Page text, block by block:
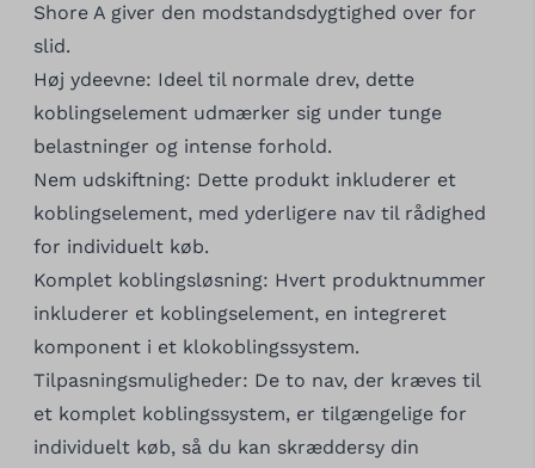
Shore A giver den modstandsdygtighed over for
slid.
Høj ydeevne: Ideel til normale drev, dette
koblingselement udmærker sig under tunge
belastninger og intense forhold.
Nem udskiftning: Dette produkt inkluderer et
koblingselement, med yderligere nav til rådighed
for individuelt køb.
Komplet koblingsløsning: Hvert produktnummer
inkluderer et koblingselement, en integreret
komponent i et klokoblingssystem.
Tilpasningsmuligheder: De to nav, der kræves til
et komplet koblingssystem, er tilgængelige for
individuelt køb, så du kan skræddersy din